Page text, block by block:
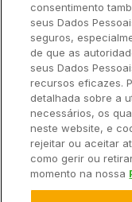
Recursos
Empresa
Contato
consentimento
seus Dados
seguros,
de que as
seus Dados
recursos eficazes.
detalhada sobre a
necessários, os
neste website, e
rejeitar ou aceitar
como gerir ou
momento na nossa